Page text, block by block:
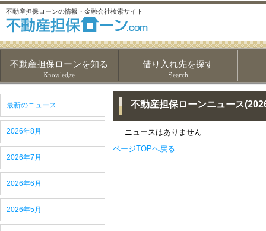
不動産担保ローンの情報・金融会社検索サイト
不動産担保ローンを知る 借り入れ先を探す
最新のニュース
2026年8月
2026年7月
2026年6月
2026年5月
不動産担保ローンニュース
ニュースはありません
ページTOPへ戻る